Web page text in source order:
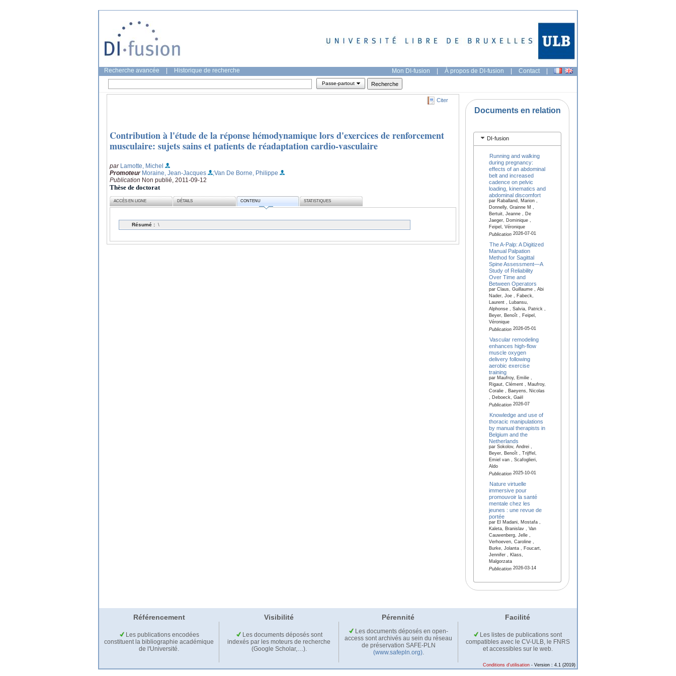
Recherche avancée Historique de recherche Mon DI-fusion | À propos de DI-fusion | Contact |
Passe-partout
Citer
Contribution à l'étude de la réponse hémodynamique lors d'exercices de renforcement
musculaire: sujets sains et patients de réadaptation cardio-vasculaire
par Lamotte, Michel
Promoteur Moraine, Jean-Jacques
;Van De Borne, Philippe
Publication Non publié, 2011-09-12
Thèse de doctorat
ACCÈS EN LIGNE DÉTAILS CONTENU STATISTIQUES
Résumé : \
Documents en relation
DI-fusion
Running and walking
during pregnancy:
effects of an abdominal
belt and increased
cadence on pelvic
loading, kinematics and
abdominal discomfort
par Raballand, Marion ,
Donnelly, Grainne M ,
Bertuit, Jeanne , De
Jaeger, Dominique ,
Feipel, Véronique
Publication2026-07-01
The A-Palp: A Digitized
Manual Palpation
Method for Sagittal
Spine Assessment—A
Study of Reliability
Over Time and
Between Operators
par Claus, Guillaume , Abi
Nader, Joe , Fabeck,
Laurent , Lubansu,
Alphonse , Salvia, Patrick ,
Beyer, Benoît , Feipel,
Véronique
Publication2026-05-01
Vascular remodeling
enhances high-flow
muscle oxygen
delivery following
aerobic exercise
training
par Maufroy, Emilie ,
Rigaut, Clément , Maufroy,
Coralie , Baeyens, Nicolas
, Deboeck, Gaël
Publication2026-07
Knowledge and use of
thoracic manipulations
by manual therapists in
Belgium and the
Netherlands
par Sokolov, Andrei ,
Beyer, Benoît , Trijffel,
Emiel van , Scafoglieri,
Aldo
Publication2025-10-01
Nature virtuelle
immersive pour
promouvoir la santé
mentale chez les
jeunes : une revue de
portée
par El Madani, Mostafa ,
Kaleta, Branislav , Van
Cauwenberg, Jelle ,
Verhoeven, Caroline ,
Burke, Jolanta , Foucart,
Jennifer , Klass,
Malgorzata
Publication2026-03-14
Référencement Visibilité Pérennité Facilité
Les publications encodées
constituent la bibliographie académique
de l'Université.
Les documents déposés sont
indexés par les moteurs de recherche
(Google Scholar,…).
Les documents déposés en open-
access sont archivés au sein du réseau
de préservation SAFE-PLN
(www.safepln.org).
Les listes de publications sont
compatibles avec le CV-ULB, le FNRS
et accessibles sur le web.
Conditions d'utilisation - Version : 4.1 (2019)